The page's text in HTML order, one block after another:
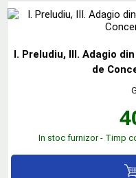
I. Preludiu, III. Adagio
de
In stoc furnizor - Timp